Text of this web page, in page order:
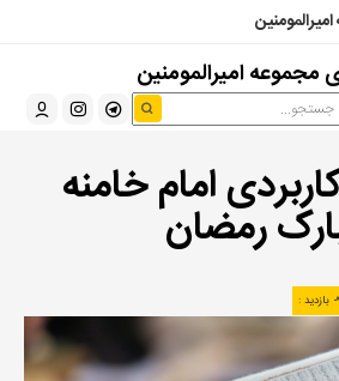
... Read
مجموعه امیرالمومنین
امام خامنه
رمضان
بازدید :